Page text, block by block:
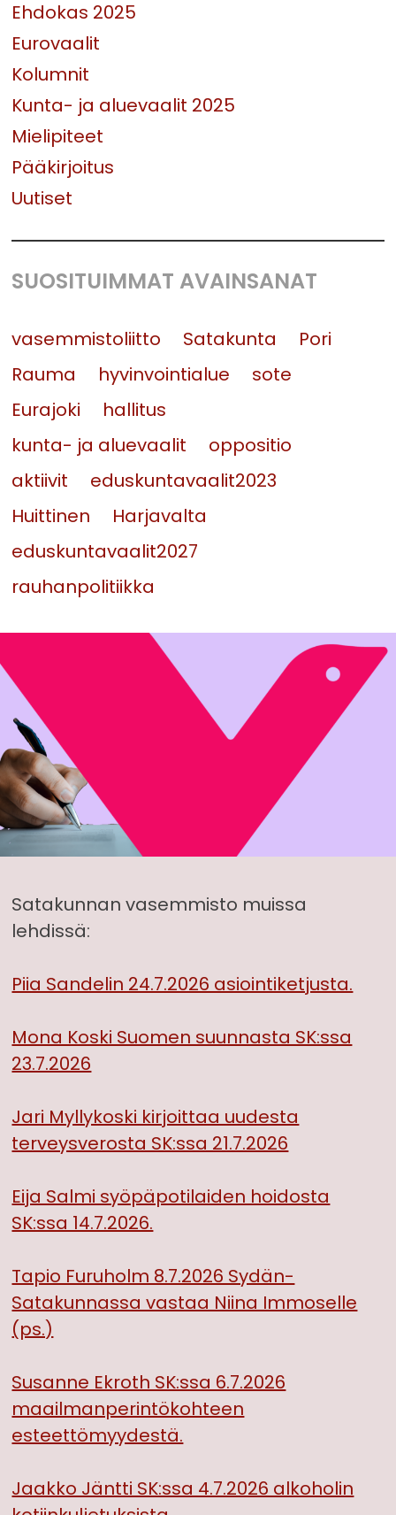
Ehdokas 2025
Eurovaalit
Kolumnit
Kunta- ja aluevaalit 2025
Mielipiteet
Pääkirjoitus
Uutiset
SUOSITUIMMAT AVAINSANAT
vasemmistoliitto Satakunta
Pori
Rauma
hyvinvointialue
sote
Eurajoki
hallitus
kunta- ja aluevaalit
oppositio
aktiivit
eduskuntavaalit2023
Huittinen
Harjavalta
eduskuntavaalit2027
rauhanpolitiikka
Satakunnan vasemmisto muissa
lehdissä:
Piia Sandelin 24.7.2026 asiointiketjusta.
Mona Koski Suomen suunnasta SK:ssa
23.7.2026
Jari Myllykoski kirjoittaa uudesta
terveysverosta SK:ssa 21.7.2026
Eija Salmi syöpäpotilaiden hoidosta
SK:ssa 14.7.2026.
Tapio Furuholm 8.7.2026 Sydän-
Satakunnassa vastaa Niina Immoselle
(ps.)
Susanne Ekroth SK:ssa 6.7.2026
maailmanperintökohteen
esteettömyydestä.
Jaakko Jäntti SK:ssa 4.7.2026 alkoholin